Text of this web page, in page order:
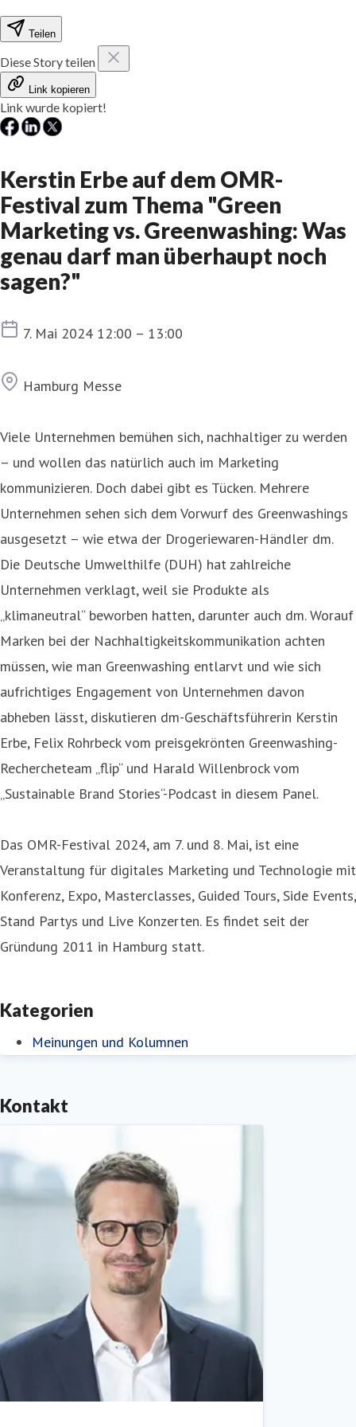
Teilen
Diese Story teilen
Link kopieren
Link wurde kopiert!
Kerstin Erbe auf dem OMR-
Festival zum Thema "Green
Marketing vs. Greenwashing: Was
genau darf man überhaupt noch
sagen?"
Termin
7. Mai 2024 12:00 – 13:00
Ort
Hamburg Messe
Viele Unternehmen bemühen sich, nachhaltiger zu werden
– und wollen das natürlich auch im Marketing
kommunizieren. Doch dabei gibt es Tücken. Mehrere
Unternehmen sehen sich dem Vorwurf des Greenwashings
ausgesetzt – wie etwa der Drogeriewaren-Händler dm.
Die Deutsche Umwelthilfe (DUH) hat zahlreiche
Unternehmen verklagt, weil sie Produkte als
„klimaneutral“ beworben hatten, darunter auch dm. Worauf
Marken bei der Nachhaltigkeitskommunikation achten
müssen, wie man Greenwashing entlarvt und wie sich
aufrichtiges Engagement von Unternehmen davon
abheben lässt, diskutieren dm-Geschäftsführerin Kerstin
Erbe, Felix Rohrbeck vom preisgekrönten Greenwashing-
Rechercheteam „flip“ und Harald Willenbrock vom
„Sustainable Brand Stories“-Podcast in diesem Panel.
Das OMR-Festival 2024, am 7. und 8. Mai, ist eine
Veranstaltung für digitales Marketing und Technologie mit
Konferenz, Expo, Masterclasses, Guided Tours, Side Events,
Stand Partys und Live Konzerten. Es findet seit der
Gründung 2011 in Hamburg statt.
Kategorien
Meinungen und Kolumnen
Kontakt